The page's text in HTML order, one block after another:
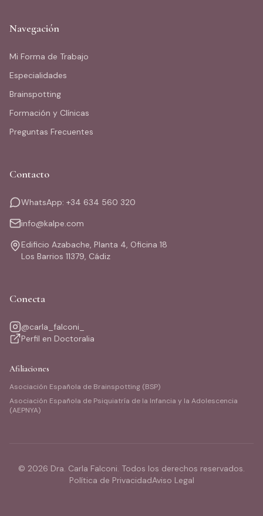
Navegación
Mi Forma de Trabajo
Especialidades
Brainspotting
Formación y Clínicas
Preguntas Frecuentes
Contacto
WhatsApp: +34 634 560 320
info@kalpe.com
Edificio Azabache, Planta 4, Oficina 18
Los Barrios 11379, Cádiz
Conecta
@carla_falconi_
Perfil en Doctoralia
Afiliaciones
Asociación Española de Brainspotting (BSP)
Asociación Española de Psiquiatría de la Infancia y la Adolescencia
(AEPNYA)
© 2026 Dra. Carla Falconi. Todos los derechos reservados.
Política de PrivacidadAviso Legal